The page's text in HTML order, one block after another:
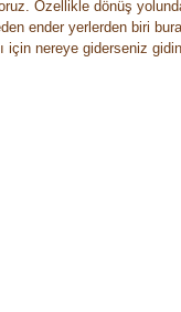
Özellikle dönüş
ender yerlerden biri
için nereye giderseniz